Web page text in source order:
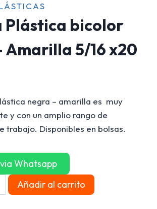
Plástica bicolor
Amarilla 5/16 x20
negra – amarilla es muy
y con un amplio rango de
trabajo. Disponibles en bolsas.
Whatsapp
Añadir al carrito